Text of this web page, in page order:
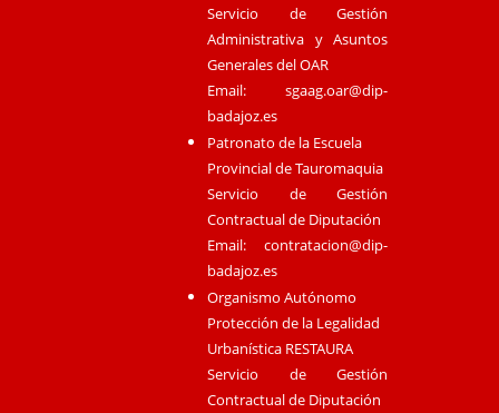
Servicio de Gestión
Administrativa y Asuntos
Generales del OAR
Email:sgaag.oar@dip-
badajoz.es
Patronato de la Escuela
Provincial de Tauromaquia
Servicio de Gestión
Contractual de Diputación
Email:contratacion@dip-
badajoz.es
Organismo Autónomo
Protección de la Legalidad
Urbanística RESTAURA
Servicio de Gestión
Contractual de Diputación